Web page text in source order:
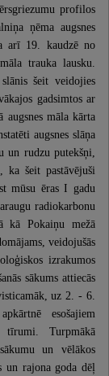
profilos
ņēma augsnes
arī 19. kaudzē no
trauka lausku.
šeit veidojies
gadsimtos ar
māla kārta
augsnes slāņa
rudzu putekšņi,
ka šeit pastāvējuši
mūsu ēras I gadu
radiokarbonu
kā Pokaiņu mežā
veidojušās
izrakumos
sākums attiecās
uz 2. - 6.
esošajiem
tīrumi. Turpmākā
un vēlākos
un rajona goda dēļ